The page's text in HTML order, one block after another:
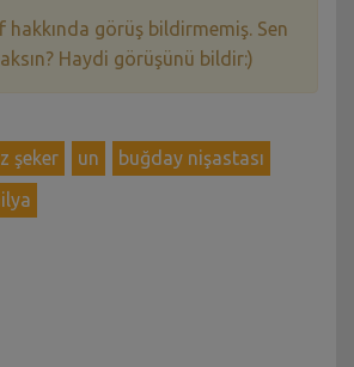
hakkında görüş bildirmemiş. Sen
Haydi görüşünü bildir:)
şeker un
buğday nişastası